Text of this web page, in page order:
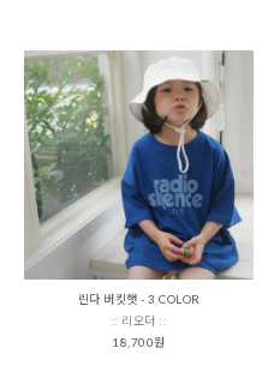
린다 버킷햇 - 3 COLOR
:: 리오더 ::
18,700원